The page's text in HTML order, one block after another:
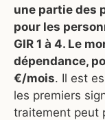
une partie des
pour les
GIR 1 à 4. Le
dépendance,
€/mois. Il est
les premiers
traitement peut